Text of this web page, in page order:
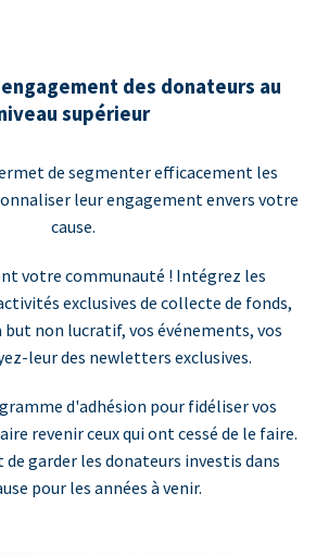
des donateurs au
supérieur
de segmenter efficacement les
leur engagement envers votre
cause.
votre communauté ! Intégrez les
exclusives de collecte de fonds,
non lucratif, vos événements, vos
leur des newletters exclusives.
d'adhésion pour fidéliser vos
revenir ceux qui ont cessé de le faire.
garder les donateurs investis dans
pour les années à venir.